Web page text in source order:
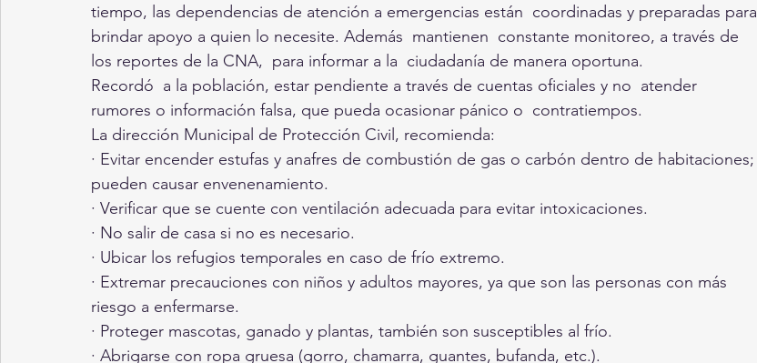
tiempo, las dependencias de atención a emergencias están  coordinadas y preparadas para
brindar apoyo a quien lo necesite. Además  mantienen  constante monitoreo, a través de
los reportes de la CNA,  para informar a la  ciudadanía de manera oportuna.
Recordó  a la población, estar pendiente a través de cuentas oficiales y no  atender
rumores o información falsa, que pueda ocasionar pánico o  contratiempos.
La dirección Municipal de Protección Civil, recomienda:
· Evitar encender estufas y anafres de combustión de gas o carbón dentro de habitaciones;
pueden causar envenenamiento.
· Verificar que se cuente con ventilación adecuada para evitar intoxicaciones.
· No salir de casa si no es necesario.
· Ubicar los refugios temporales en caso de frío extremo.
· Extremar precauciones con niños y adultos mayores, ya que son las personas con más
riesgo a enfermarse.
· Proteger mascotas, ganado y plantas, también son susceptibles al frío.
· Abrigarse con ropa gruesa (gorro, chamarra, guantes, bufanda, etc.).